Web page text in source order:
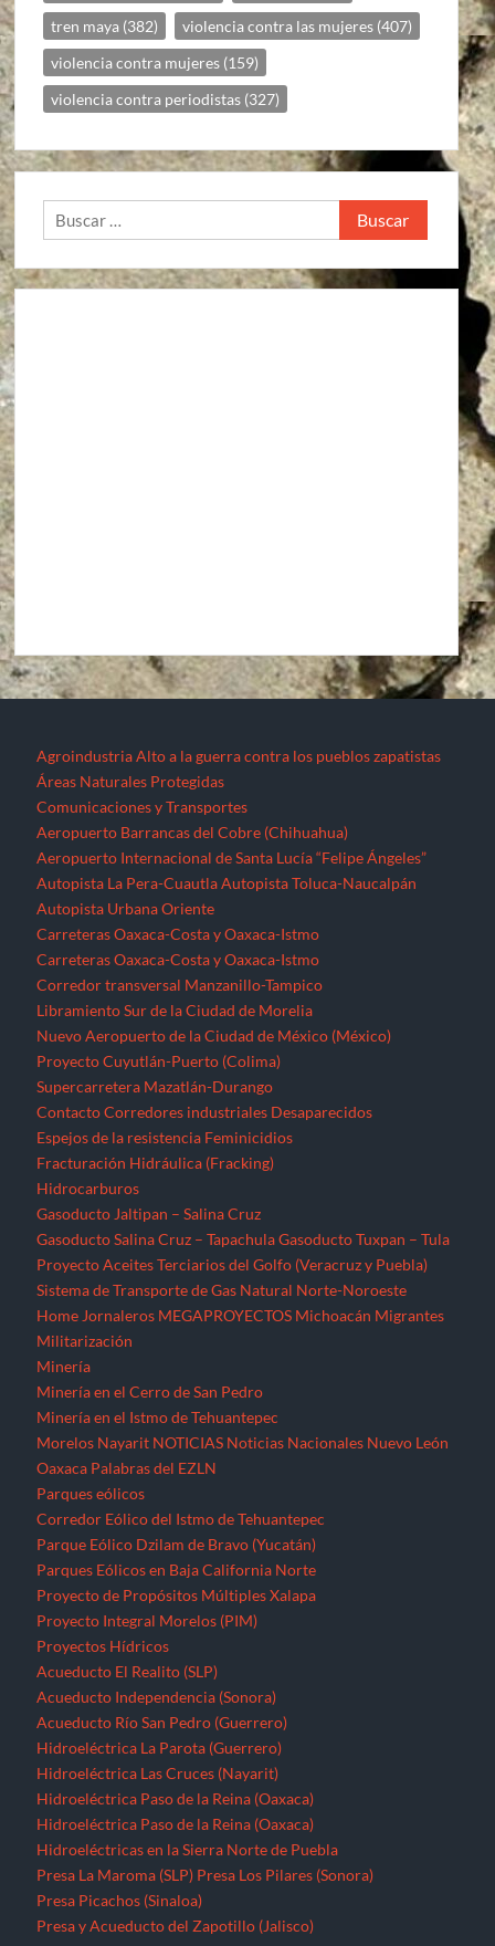
tren maya (382) violencia contra las mujeres (407)
violencia contra mujeres (159)
violencia contra periodistas (327)
Buscar:
Agroindustria Alto a la guerra contra los pueblos zapatistas
Áreas Naturales Protegidas
Comunicaciones y Transportes
Aeropuerto Barrancas del Cobre (Chihuahua)
Aeropuerto Internacional de Santa Lucía “Felipe Ángeles”
Autopista La Pera-Cuautla Autopista Toluca-Naucalpán
Autopista Urbana Oriente
Carreteras Oaxaca-Costa y Oaxaca-Istmo
Carreteras Oaxaca-Costa y Oaxaca-Istmo
Corredor transversal Manzanillo-Tampico
Libramiento Sur de la Ciudad de Morelia
Nuevo Aeropuerto de la Ciudad de México (México)
Proyecto Cuyutlán-Puerto (Colima)
Supercarretera Mazatlán-Durango
Contacto Corredores industriales Desaparecidos
Espejos de la resistencia Feminicidios
Fracturación Hidráulica (Fracking)
Hidrocarburos
Gasoducto Jaltipan – Salina Cruz
Gasoducto Salina Cruz – Tapachula Gasoducto Tuxpan – Tula
Proyecto Aceites Terciarios del Golfo (Veracruz y Puebla)
Sistema de Transporte de Gas Natural Norte-Noroeste
Home Jornaleros MEGAPROYECTOS Michoacán Migrantes
Militarización
Minería
Minería en el Cerro de San Pedro
Minería en el Istmo de Tehuantepec
Morelos Nayarit NOTICIAS Noticias Nacionales Nuevo León
Oaxaca Palabras del EZLN
Parques eólicos
Corredor Eólico del Istmo de Tehuantepec
Parque Eólico Dzilam de Bravo (Yucatán)
Parques Eólicos en Baja California Norte
Proyecto de Propósitos Múltiples Xalapa
Proyecto Integral Morelos (PIM)
Proyectos Hídricos
Acueducto El Realito (SLP)
Acueducto Independencia (Sonora)
Acueducto Río San Pedro (Guerrero)
Hidroeléctrica La Parota (Guerrero)
Hidroeléctrica Las Cruces (Nayarit)
Hidroeléctrica Paso de la Reina (Oaxaca)
Hidroeléctrica Paso de la Reina (Oaxaca)
Hidroeléctricas en la Sierra Norte de Puebla
Presa La Maroma (SLP) Presa Los Pilares (Sonora)
Presa Picachos (Sinaloa)
Presa y Acueducto del Zapotillo (Jalisco)